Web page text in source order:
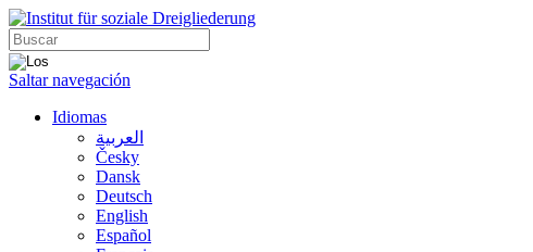
Saltar navegación
Idiomas
العربية
Česky
Dansk
Deutsch
English
Español